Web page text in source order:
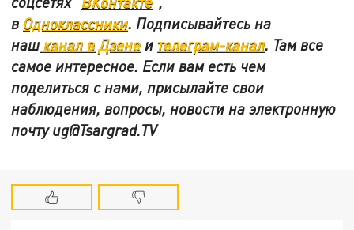
в Одноклассники. Подписывайтесь на
наш канал в Дзене и телеграм-канал. Там все
самое интересное. Если вам есть чем
поделиться с нами, присылайте свои
наблюдения, вопросы, новости на электронную
почтуug@Tsargrad.TV